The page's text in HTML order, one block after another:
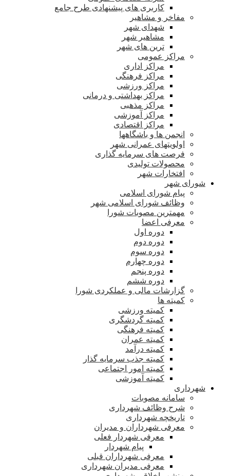
کاربری های پیشنهادی طرح جامع
مفاخر و مشاهیر
شهدای شهر
مشاهیر شهر
ترین های شهر
مراکز عمومی
مراکز اداری
مراکز فرهنگی
مراکز ورزشی
مراکز بهداشتی و درمانی
مراکز مذهبی
مراکز آموزشی
مراکز اقتصادی
انجمن ها و باشگاهها
اولویتهای عمرانی شهر
فرصت های سرمایه گذاری
محصولات تولیدی
افتخارات شهر
شورای شهر
پیام شورای اسلامی
وظائف شورای اسلامی شهر
مهمترین مصوبات شورا
معرفی اعضا
دوره اول
دوره دوم
دوره سوم
دوره چهارم
دوره پنجم
دوره ششم
گزارشات مالی و عملکردی شورا
کمیته ها
کمیته ورزشی
کمیته گردشگری
کمیته فرهنگی
کمیته عمران
کمیته درآمد
کمیته جذب سرمایه گذار
کمیته امور اجتماعی
کمیته آموزشی
شهرداری
سامانه مصوبات
شرح وظائف شهرداری
تاریخچه شهرداری
معرفی شهرداران و مدیران
معرفی شهردار فعلی
پیام شهردار
معرفی شهرداران قبلی
معرفی مدیران شهرداری